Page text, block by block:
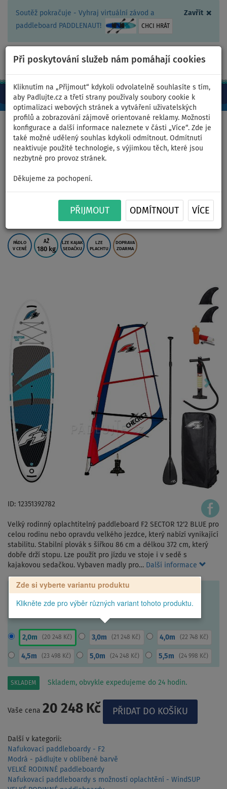
Zavřít ×
Soutěž pokračuje - Vyhraj virtuální závod a
paddleboard PADDLENAUT!
CHCI HRÁT
Při poskytování služeb nám pomáhají cookies
Kliknutím na „Přijmout“ kdykoli odvolatelně souhlasíte s tím,
aby Padlujte.cz a třetí strany používaly soubory cookie k
optimalizaci webových stránek a vytváření uživatelských
profilů a zobrazování zájmově orientované reklamy. Možnosti
konfigurace a další informace naleznete v části „Více“. Zde je
také možné udělený souhlas kdykoli odmítnout. Odmítnutí
neaktivuje použité technologie, s výjimkou těch, které jsou
nezbytné pro provoz stránek.
Děkujeme za pochopení.
PŘIJMOUT ODMÍTNOUT VÍCE
CZ/Kč +420 467 409 090 0ks
Domů >Nafukovací paddleboardy >Velké rodinné
Paddleboard F2 SECTOR 12'2
BLUE komplet s plachtou -
nafukovací - plocha: 2,0m
PÁDLO
V CENĚ
AŽ
180 kg
LZE KAJAK
SEDAČKU
LZE
PLACHTU
DOPRAVA
ZDARMA
ID: 12351392782
Velký rodinný oplachtitelný paddleboard F2 SECTOR 12‘2 BLUE pro
celou rodinu nebo opravdu velkého jezdce, který nabízí vynikající
stabilitu. Stabilní plovák s šířkou 86 cm a délkou 372 cm, který
dobře drží stopu. Lze použít pro jízdu ve stoje i v sedě s
kajakovou sedačkou. Vybaven madly pro… Další informace
Zde si vyberte variantu produktu
Klikněte zde pro výběr různých variant tohoto produktu.
2,0m (20 248 Kč) 3,0m (21 248 Kč) 4,0m (22 748 Kč)
4,5m (23 498 Kč) 5,0m (24 248 Kč) 5,5m (24 998 Kč)
SKLADEM Skladem, obvykle expedujeme do 24 hodin.
Vaše cena 20 248 Kč
Další v kategorii:
Nafukovací paddleboardy - F2
Modrá - pádlujte v oblíbené barvě
VELKÉ RODINNÉ paddleboardy
Nafukovací paddleboardy s možností oplachtění - WindSUP